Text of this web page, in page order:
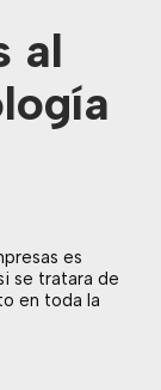
al
es
se tratara de
en toda la